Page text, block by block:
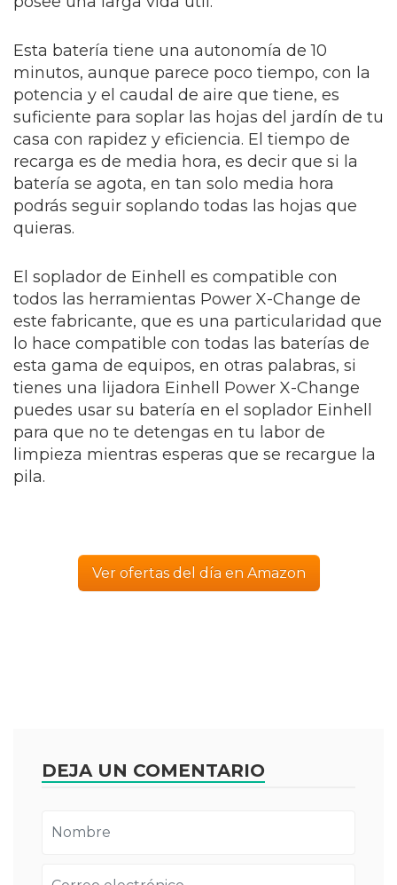
Esta batería tiene una autonomía de 10
minutos, aunque parece poco tiempo, con la
potencia y el caudal de aire que tiene, es
suficiente para soplar las hojas del jardín de tu
casa con rapidez y eficiencia. El tiempo de
recarga es de media hora, es decir que si la
batería se agota, en tan solo media hora
podrás seguir soplando todas las hojas que
quieras.
El soplador de Einhell es compatible con
todos las herramientas Power X-Change de
este fabricante, que es una particularidad que
lo hace compatible con todas las baterías de
esta gama de equipos, en otras palabras, si
tienes una lijadora Einhell Power X-Change
puedes usar su batería en el soplador Einhell
para que no te detengas en tu labor de
limpieza mientras esperas que se recargue la
pila.
Ver ofertas del día en Amazon
DEJA UN COMENTARIO